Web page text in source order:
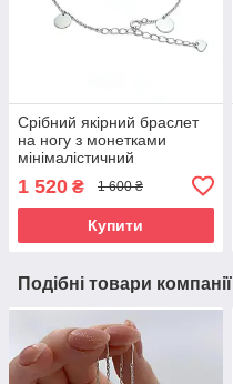
Срібний якірний браслет
на ногу з монетками
мінімалістичний
1 520 ₴ 1 600 ₴
Купити
Подібні товари компанії